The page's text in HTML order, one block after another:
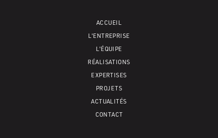
ACCUEIL
L'ENTREPRISE
L'ÉQUIPE
RÉALISATIONS
EXPERTISES
PROJETS
ACTUALITÉS
CONTACT